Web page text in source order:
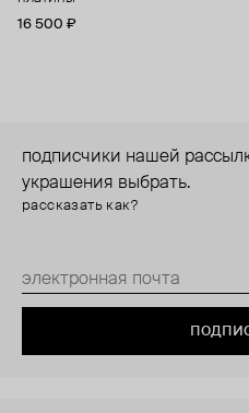
16 500 ₽
подписчики нашей
украшения выбрать.
рассказать как?